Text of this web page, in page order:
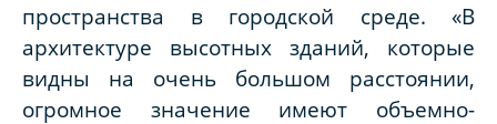
пространства в городской среде. «В
архитектуре высотных зданий, которые
видны на очень большом расстоянии,
огромное значение имеют объемно-